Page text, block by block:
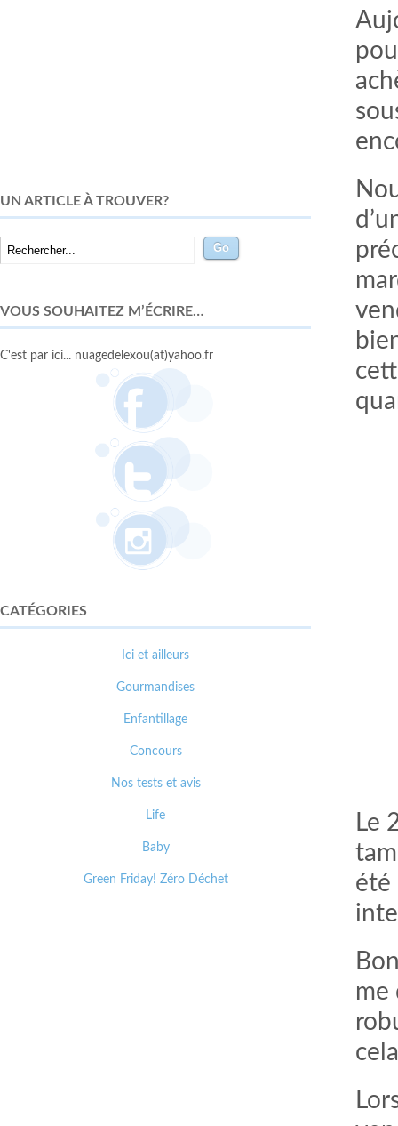
Le
été
me
UN ARTICLE À TROUVER?
VOUS SOUHAITEZ M’ÉCRIRE…
C'est par ici... nuagedelexou(at)yahoo.fr
CATÉGORIES
Ici et ailleurs
Gourmandises
Enfantillage
Concours
Nos tests et avis
Life
Baby
Green Friday! Zéro Déchet